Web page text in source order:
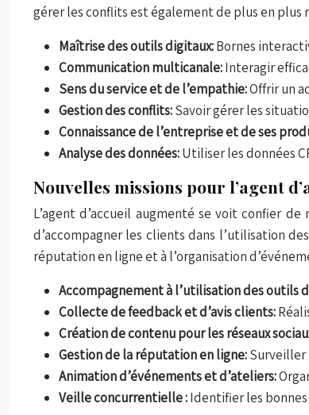
gérer les conflits est également de plus en plus
Maîtrise des outils digitaux:Bornes
Communication multicanale:Interagir
Sens du service et de l’empathie:Offrir un
Gestion des conflits:Savoir gérer les
Connaissance de l’entreprise et de ses
Analyse des données:Utiliser les données
Nouvelles missions pour l’agent
L’agent d’accueil augmenté se voit confier
d’accompagner les clients dans l’utilisation
réputation en ligne et à l’organisation
Accompagnement à l’utilisation des outils
Collecte de feedback et d’avis clients:
Création de contenu pour les réseaux
Gestion de la réputation en ligne:Surveiller
Animation d’événements et d’ateliers:
Veille concurrentielle :Identifier les